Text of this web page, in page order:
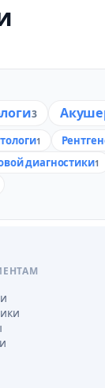
3
1
диагностики1